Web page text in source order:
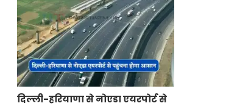
दिल्ली-हरियाणा से नोएडा एयरपोर्ट से